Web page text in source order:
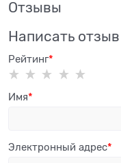
Отзывы
Написать отзыв
Рейтинг
Имя
Электронный адрес